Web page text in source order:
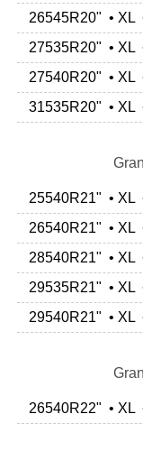
26545R20" • XL
27535R20" • XL
27540R20" • XL
31535R20" • XL
25540R21" • XL
26540R21" • XL
28540R21" • XL
29535R21" • XL
29540R21" • XL
26540R22" • XL